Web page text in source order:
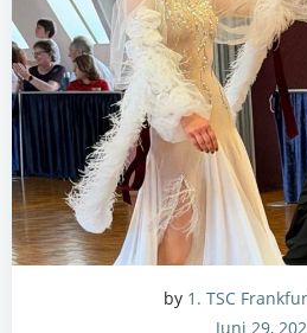
by 1. TSC
Juni 29,